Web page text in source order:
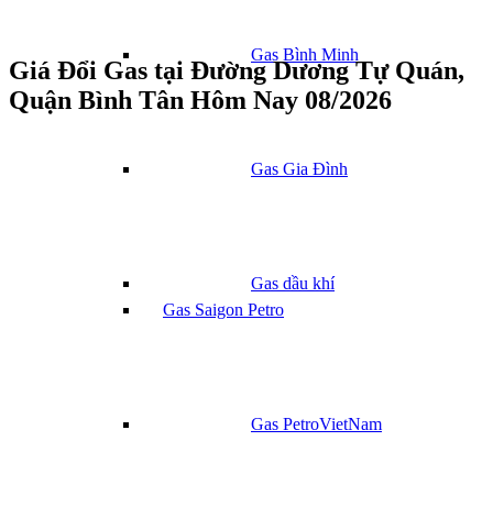
Gas Bình Minh
Gas Gia Đình
Gas dầu khí
Gas Saigon Petro
Gas PetroVietNam
Giá Đổi Gas tại Đường Dương Tự Quán,
Quận Bình Tân Hôm Nay 08/2026